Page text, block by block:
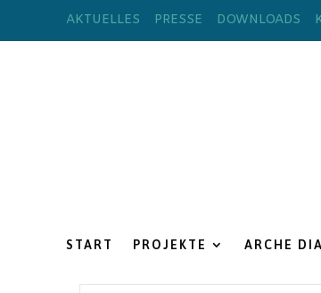
AKTUELLES PRESSE DOWNLOADS
START PROJEKTE ARCHE